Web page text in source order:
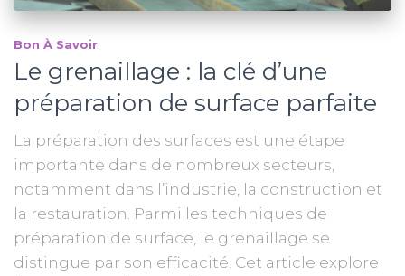
Bon À Savoir
Le grenaillage : la clé d’une
préparation de surface parfaite
La préparation des surfaces est une étape
importante dans de nombreux secteurs,
notamment dans l’industrie, la construction et
la restauration. Parmi les techniques de
préparation de surface, le grenaillage se
distingue par son efficacité. Cet article explore